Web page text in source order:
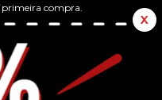
primeira compra.
X
Americana/SP